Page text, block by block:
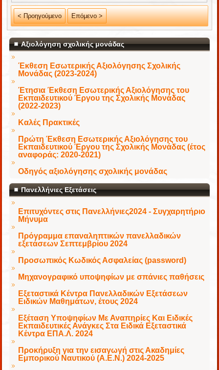
< Προηγούμενο Επόμενο >
Αξιολόγηση σχολικής μονάδας
Έκθεση Εσωτερικής Αξιολόγησης Σχολικής
Μονάδας (2023-2024)
Έτησια Έκθεση Εσωτερικής Αξιολόγησης του
Εκπαιδευτικού Έργου της Σχολικής Μονάδας
(2022-2023)
Καλές Πρακτικές
Πρώτη Έκθεση Εσωτερικής Αξιολόγησης του
Εκπαιδευτικού Έργου της Σχολικής Μονάδας (έτος
αναφοράς: 2020-2021)
Οδηγός αξιολόγησης σχολικής μονάδας
Πανελλήνιες Εξετάσεις
Επιτυχόντες στις Πανελλήνιες2024 - Συγχαρητήριο
Μήνυμα
Πρόγραμμα επαναληπτικών πανελλαδικών
εξετάσεων Σεπτεμβρίου 2024
Προσωπικός Κωδικός Ασφαλείας (password)
Μηχανογραφικό υποψηφίων με σπάνιες παθήσεις
Εξεταστικά Κέντρα Πανελλαδικών Εξετάσεων
Ειδικών Μαθημάτων, έτους 2024
Εξέταση Υποψηφίων Με Αναπηρίες Και Ειδικές
Εκπαιδευτικές Ανάγκες Στα Ειδικά Εξεταστικά
Κέντρα ΕΠΑ.Λ. 2024
Προκήρυξη για την εισαγωγή στις Ακαδημίες
Εμπορικού Ναυτικού (Α.Ε.Ν.) 2024-2025